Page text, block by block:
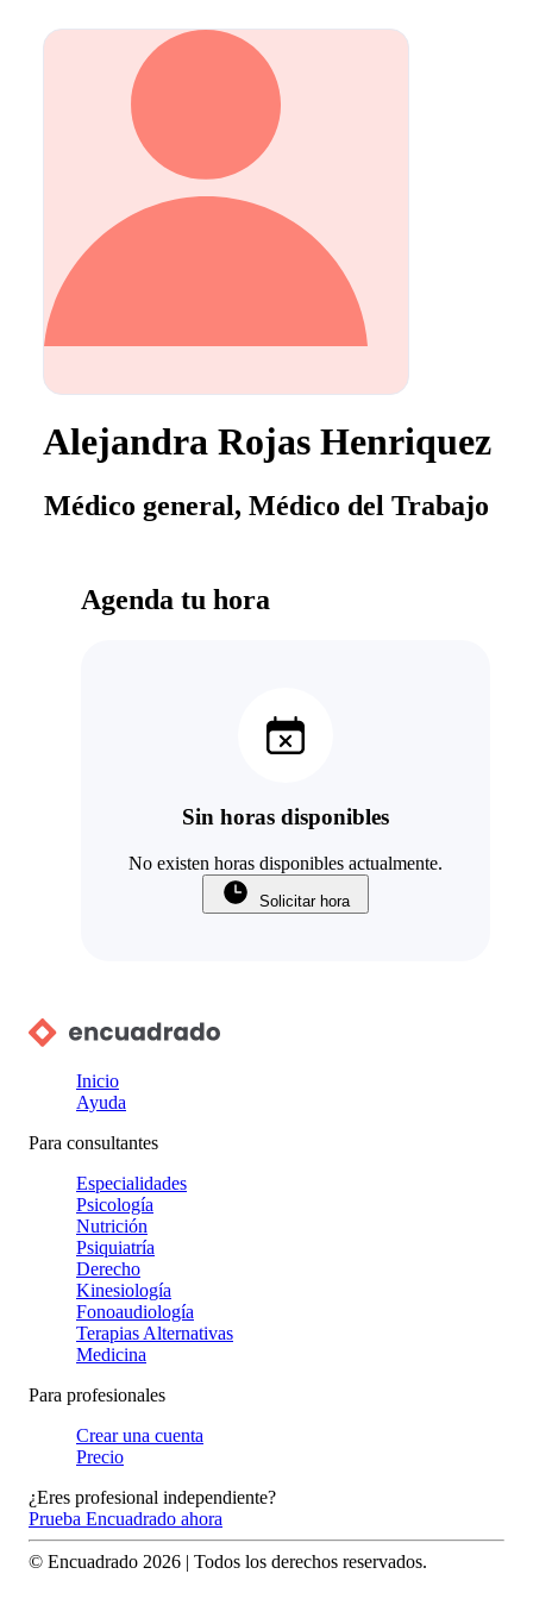
Alejandra Rojas Henriquez
Médico general, Médico del Trabajo
Agenda tu hora
Sin horas disponibles
No existen horas disponibles actualmente.
Solicitar hora
Inicio
Ayuda
Para consultantes
Especialidades
Psicología
Nutrición
Psiquiatría
Derecho
Kinesiología
Fonoaudiología
Terapias Alternativas
Medicina
Para profesionales
Crear una cuenta
Precio
¿Eres profesional independiente?
Prueba Encuadrado ahora
© Encuadrado 2026 | Todos los derechos reservados.